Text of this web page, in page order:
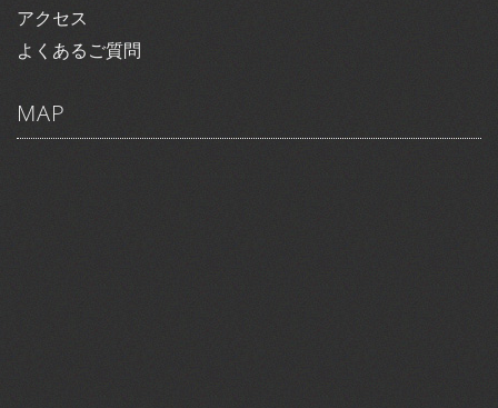
アクセス
よくあるご質問
MAP